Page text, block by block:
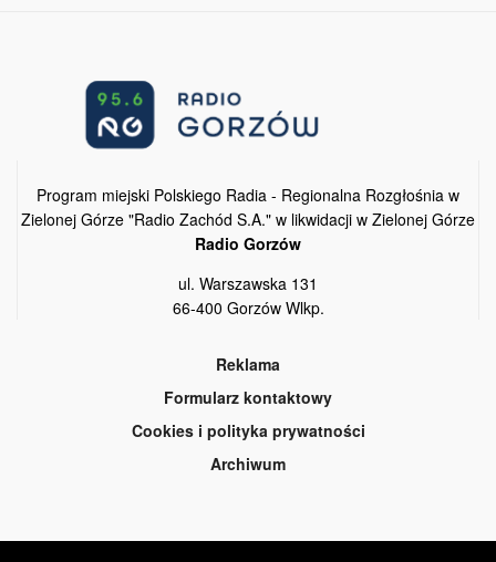
Program miejski Polskiego Radia - Regionalna Rozgłośnia w
Zielonej Górze "Radio Zachód S.A." w likwidacji w Zielonej Górze
Radio Gorzów
ul. Warszawska 131
66-400 Gorzów Wlkp.
Reklama
Formularz kontaktowy
Cookies i polityka prywatności
Archiwum